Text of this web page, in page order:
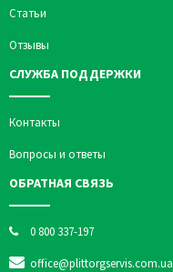
Статьи
Отзывы
СЛУЖБА ПОДДЕРЖКИ
Контакты
Вопросы и ответы
ОБРАТНАЯ СВЯЗЬ
0 800 337-197
office@plittorgservis.com.ua